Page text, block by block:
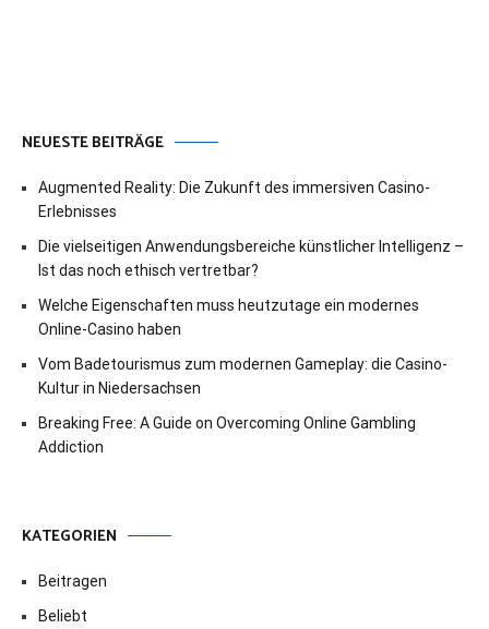
NEUESTE BEITRÄGE
Augmented Reality: Die Zukunft des immersiven Casino-
Erlebnisses
Die vielseitigen Anwendungsbereiche künstlicher Intelligenz –
Ist das noch ethisch vertretbar?
Welche Eigenschaften muss heutzutage ein modernes
Online-Casino haben
Vom Badetourismus zum modernen Gameplay: die Casino-
Kultur in Niedersachsen
Breaking Free: A Guide on Overcoming Online Gambling
Addiction
KATEGORIEN
Beitragen
Beliebt